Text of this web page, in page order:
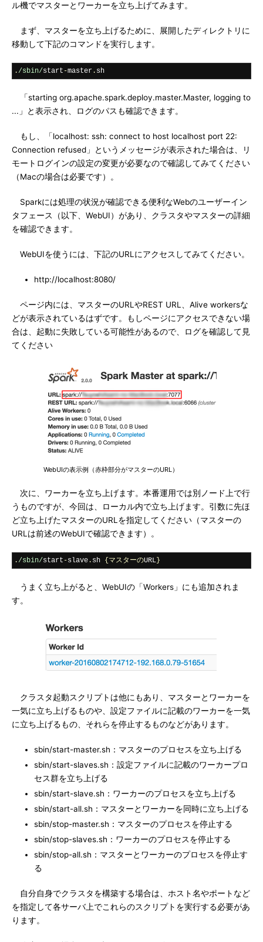
ル機でマスターとワーカーを立ち上げてみます。
まず、マスターを立ち上げるために、展開したディレクトリに
移動して下記のコマンドを実行します。
. /sbin/start -master . sh
「starting org.apache.spark.deploy.master.Master, logging to
...」と表示され、ログのパスも確認できます。
もし、「localhost: ssh: connect to host localhost port 22:
Connection refused」というメッセージが表示された場合は、リ
モートログインの設定の変更が必要なので確認してみてください
（Macの場合は必要です）。
Sparkには処理の状況が確認できる便利なWebのユーザーイン
タフェース（以下、WebUI）があり、クラスタやマスターの詳細
を確認できます。
WebUIを使うには、下記のURLにアクセスしてみてください。
http://localhost:8080/
ページ内には、マスターのURLやREST URL、Alive workersな
どが表示されているはずです。もしページにアクセスできない場
合は、起動に失敗している可能性があるので、ログを確認して見
てください
WebUIの表示例（赤枠部分がマスターのURL）
次に、ワーカーを立ち上げます。本番運用では別ノード上で行
うものですが、今回は、ローカル内で立ち上げます。引数に先ほ
ど立ち上げたマスターのURLを指定してください（マスターの
URLは前述のWebUIで確認できます）。
. /sbin/start -slave . sh {マスターのURL }
うまく立ち上がると、WebUIの「Workers」にも追加されま
す。
クラスタ起動スクリプトは他にもあり、マスターとワーカーを
一気に立ち上げるものや、設定ファイルに記載のワーカーを一気
に立ち上げるもの、それらを停止するものなどがあります。
sbin/start-master.sh：マスターのプロセスを立ち上げる
sbin/start-slaves.sh：設定ファイルに記載のワーカープロ
セス群を立ち上げる
sbin/start-slave.sh：ワーカーのプロセスを立ち上げる
sbin/start-all.sh：マスターとワーカーを同時に立ち上げる
sbin/stop-master.sh：マスターのプロセスを停止する
sbin/stop-slaves.sh：ワーカーのプロセスを停止する
sbin/stop-all.sh：マスターとワーカーのプロセスを停止す
る
自分自身でクラスタを構築する場合は、ホスト名やポートなど
を指定して各サーバ上でこれらのスクリプトを実行する必要があ
ります。